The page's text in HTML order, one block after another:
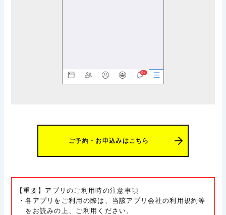
ご予約・お申込みはこちら
【重要】アプリのご利用時の注意事項
・各アプリをご利用の際は、当該アプリ会社の利用規約等
をお読みの上、ご利用ください。